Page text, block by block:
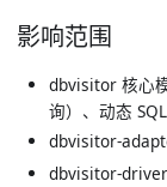
影响范围
dbvisitor 核心
询）、动态
dbvisitor-
dbvisitor-driver